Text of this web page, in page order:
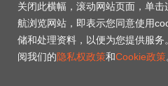
关闭此横幅，滚动网站页面，单
航浏览网站，即表示您同意使用
储和处理资料，以便为您提供服
阅我们的隐私权政策和Cookie政策